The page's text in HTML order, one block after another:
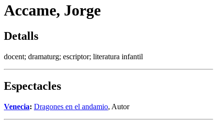
Accame, Jorge
Detalls
docent; dramaturg; escriptor; literatura infantil
Espectacles
Venecia: Dragones en el andamio, Autor